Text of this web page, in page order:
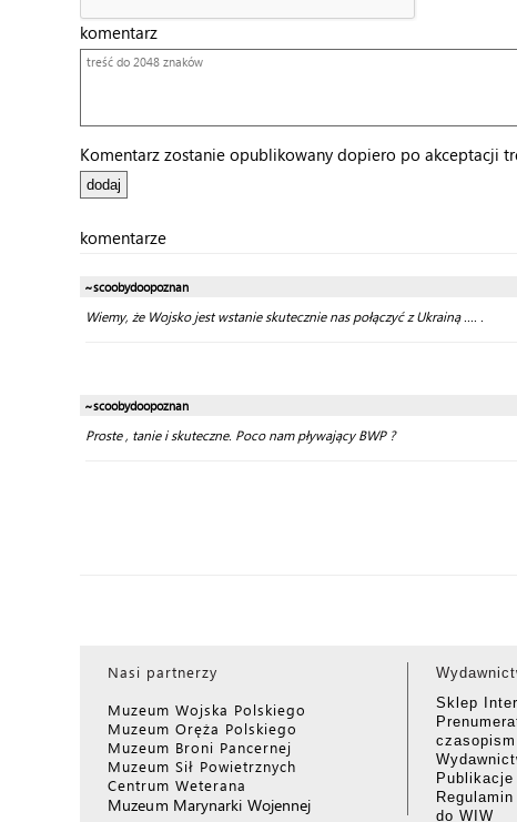
komentarz
Komentarz zostanie opublikowany dopiero po akceptacji
komentarze
~scoobydoopoznan
Wiemy, że Wojsko jest wstanie skutecznie nas połączyć z Ukrainą .... .
~scoobydoopoznan
Proste , tanie i skuteczne. Poco nam pływający BWP ?
Nasi partnerzy
Muzeum Wojska Polskiego
Muzeum Oręża Polskiego
Muzeum Broni Pancernej
Muzeum Sił Powietrznych
Centrum Weterana
Muzeum Marynarki Wojennej
Sklep
Publikacje
do WIW